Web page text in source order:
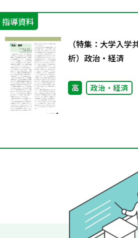
指導資料
（特集：大学入学
析）政治・経済
高 政治・経済